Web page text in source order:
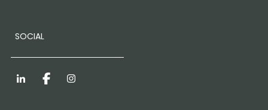
SOCIAL
LinkedInFacebookInstagram